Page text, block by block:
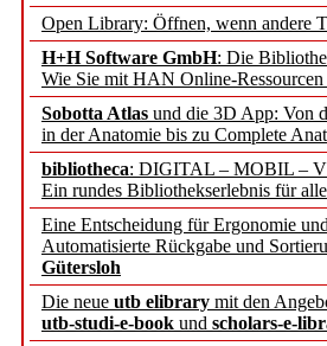
Open Library: Öffnen, wenn andere
H+H Software GmbH: Die
Wie Sie mit HAN Online-
Sobotta Atlas und die 3D App: Von
in der Anatomie bis zu Complete
bibliotheca: DIGITAL – MOBIL –
Ein rundes Bibliothekserlebnis für alle
Eine Entscheidung für Ergonomie
Automatisierte Rückgabe und
Gütersloh
Die neue utb elibrary mit den
utb-studi-e-book und scholars-e-
und die
Francke
EBSCO
Sorbisches
Geschichte